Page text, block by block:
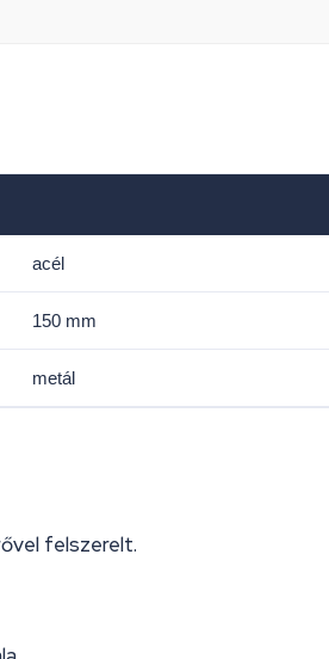
acél
150 mm
metál
felszerelt.